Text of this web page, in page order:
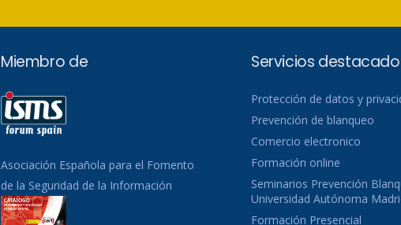
Miembro de
Asociación Española para el Fomento
de la Seguridad de la Información
Servicios
Protección de datos y
Prevención de blanqueo
Comercio electronico
Formación online
Seminarios Prevención
Universidad Autónoma
Formación Presencial